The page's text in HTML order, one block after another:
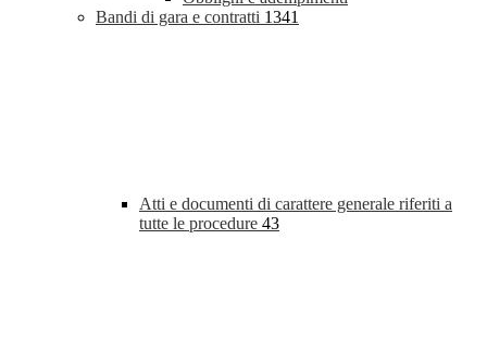
Bandi di gara e contratti 1341
Atti e documenti di carattere generale riferiti a
tutte le procedure 43